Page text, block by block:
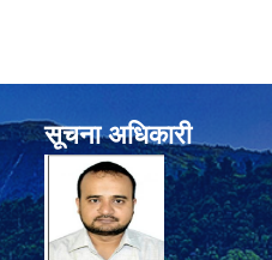
सूचना अधिकारी